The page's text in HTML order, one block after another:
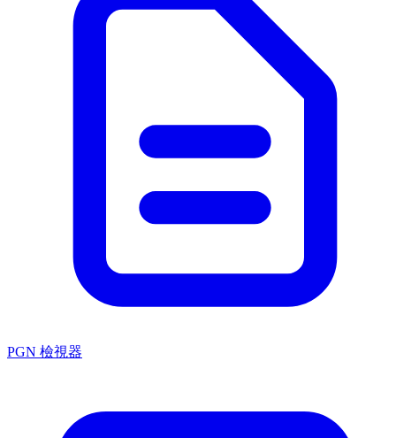
PGN 檢視器